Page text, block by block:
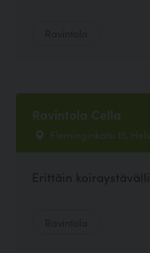
Ravintola Cella
Fleminginkatu 15,
Erittäin